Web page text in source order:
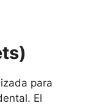
para
El